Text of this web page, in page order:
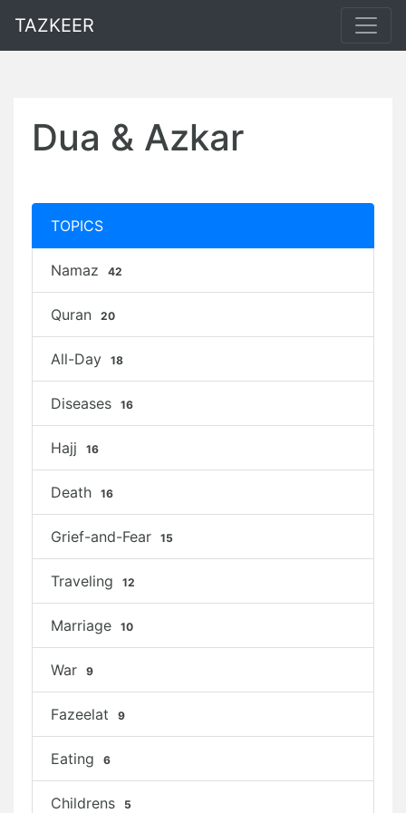
TAZKEER
Dua & Azkar
TOPICS
Namaz 42
Quran 20
All-Day 18
Diseases 16
Hajj 16
Death 16
Grief-and-Fear 15
Traveling 12
Marriage 10
War 9
Fazeelat 9
Eating 6
Childrens 5